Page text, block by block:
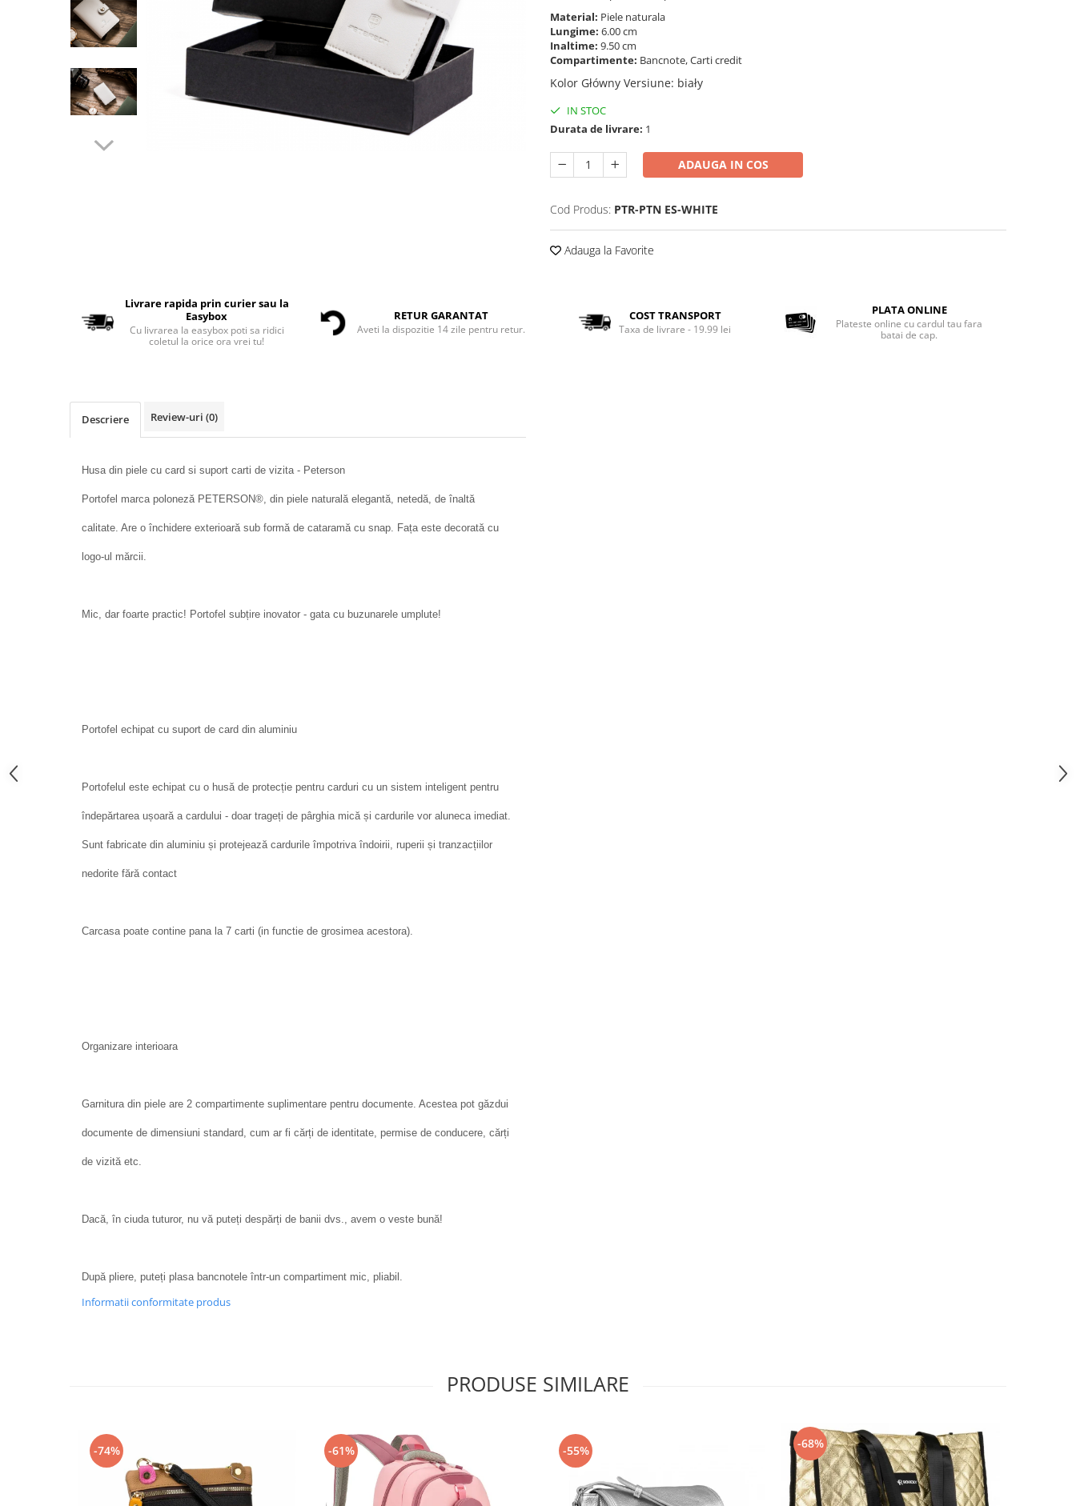
Material: Piele naturala
Lungime: 6.00 cm
Inaltime: 9.50 cm
Compartimente: Bancnote, Carti credit
Kolor Główny Versiune: biały
IN STOC
Durata de livrare: 1
ADAUGA IN COS
Cod Produs: PTR-PTN ES-WHITE
Adauga la Favorite
Livrare rapida prin curier sau la
Easybox
Cu livrarea la easybox poti sa ridici
coletul la orice ora vrei tu!
RETUR GARANTAT
Aveti la dispozitie 14 zile pentru retur.
COST TRANSPORT
Taxa de livrare - 19.99 lei
PLATA ONLINE
Plateste online cu cardul tau fara
batai de cap.
Descriere Review-uri (0)
Husa din piele cu card si suport carti de vizita - Peterson
Portofel marca poloneză PETERSON®, din piele naturală elegantă, netedă, de înaltă
calitate. Are o închidere exterioară sub formă de cataramă cu snap. Fața este decorată cu
logo-ul mărcii.
Mic, dar foarte practic! Portofel subțire inovator - gata cu buzunarele umplute!
Portofel echipat cu suport de card din aluminiu
Portofelul este echipat cu o husă de protecție pentru carduri cu un sistem inteligent pentru
îndepărtarea ușoară a cardului - doar trageți de pârghia mică și cardurile vor aluneca imediat.
Sunt fabricate din aluminiu și protejează cardurile împotriva îndoirii, ruperii și tranzacțiilor
nedorite fără contact
Carcasa poate contine pana la 7 carti (in functie de grosimea acestora).
Organizare interioara
Garnitura din piele are 2 compartimente suplimentare pentru documente. Acestea pot găzdui
documente de dimensiuni standard, cum ar fi cărți de identitate, permise de conducere, cărți
de vizită etc.
Dacă, în ciuda tuturor, nu vă puteți despărți de banii dvs., avem o veste bună!
După pliere, puteți plasa bancnotele într-un compartiment mic, pliabil.
Informatii conformitate produs
PRODUSE SIMILARE
-74% -61% -55% -68%